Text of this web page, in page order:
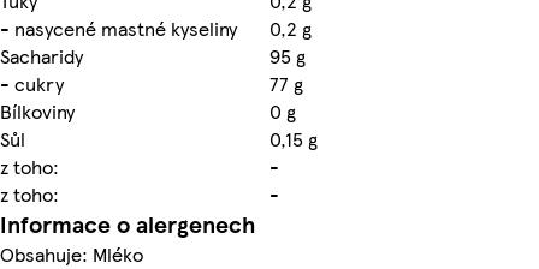
- nasycené mastné kyseliny
0,2 g
Sacharidy
95 g
- cukry
77 g
Bílkoviny
0 g
Sůl
0,15 g
z toho:
-
z toho:
-
Informace o alergenech
Obsahuje: Mléko